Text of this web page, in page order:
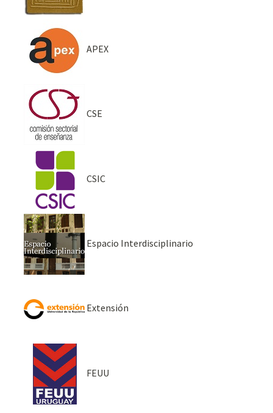
APEX
CSE
CSIC
Espacio Interdisciplinario
Extensión
FEUU